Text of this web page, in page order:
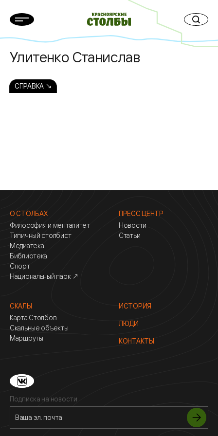
Улитенко Станислав
СПРАВКА ↘
О СТОЛБАХ
Философия и менталитет
Типичный столбист
Медиатека
Библиотека
Спорт
Национальный парк ↗
ПРЕСС ЦЕНТР
Новости
Статьи
СКАЛЫ
Карта Столбов
Скальные объекты
Маршруты
ИСТОРИЯ
ЛЮДИ
КОНТАКТЫ
Подписка на новости